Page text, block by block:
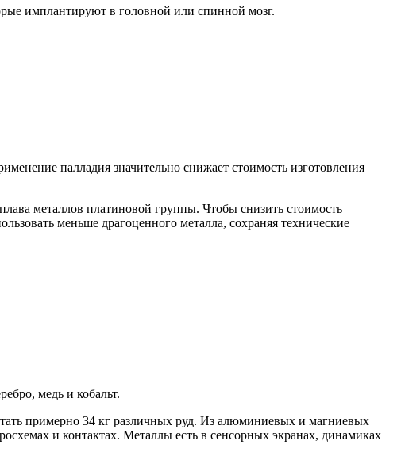
имплантируют в головной или спинной мозг.
палладия значительно снижает стоимость изготовления
металлов платиновой группы. Чтобы снизить стоимость
меньше драгоценного металла, сохраняя технические
медь и кобальт.
примерно 34 кг различных руд. Из алюминиевых и магниевых
и контактах. Металлы есть в сенсорных экранах, динамиках